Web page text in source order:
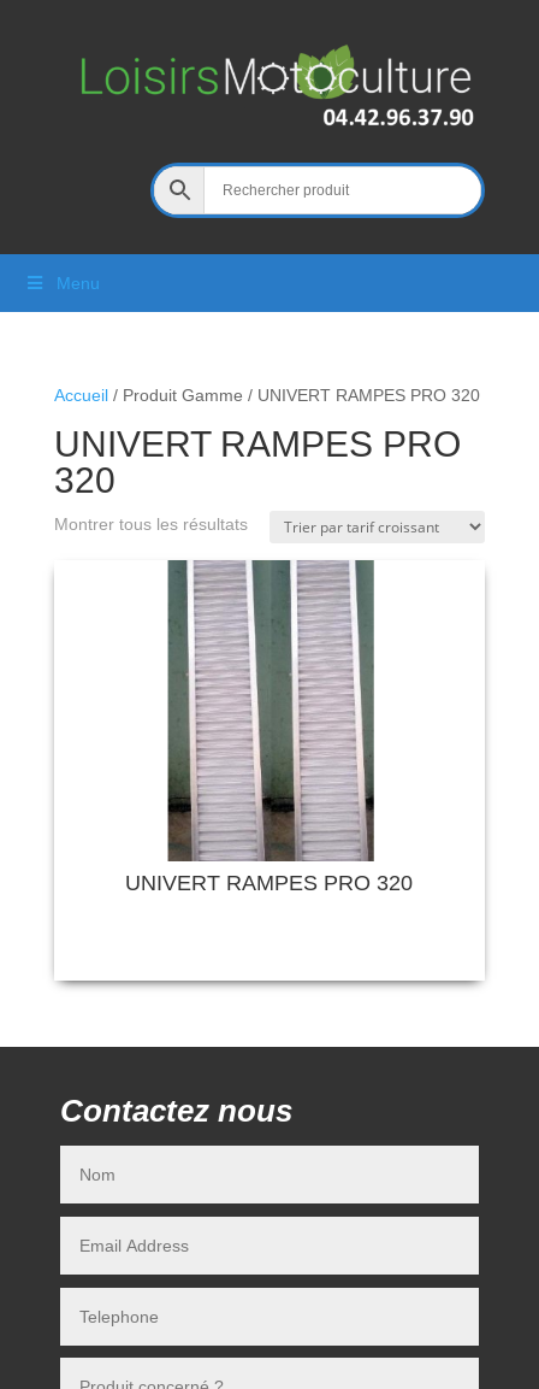
Menu
Accueil/ Produit Gamme / UNIVERT RAMPES PRO 320
UNIVERT RAMPES PRO
320
Montrer tous les résultats
UNIVERT RAMPES PRO 320
Contactez nous